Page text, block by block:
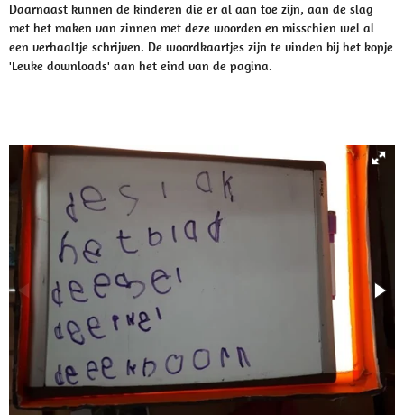
Daarnaast kunnen de kinderen die er al aan toe zijn, aan de slag
met het maken van zinnen met deze woorden en misschien wel al
een verhaaltje schrijven. De woordkaartjes zijn te vinden bij het kopje
'Leuke downloads' aan het eind van de pagina.